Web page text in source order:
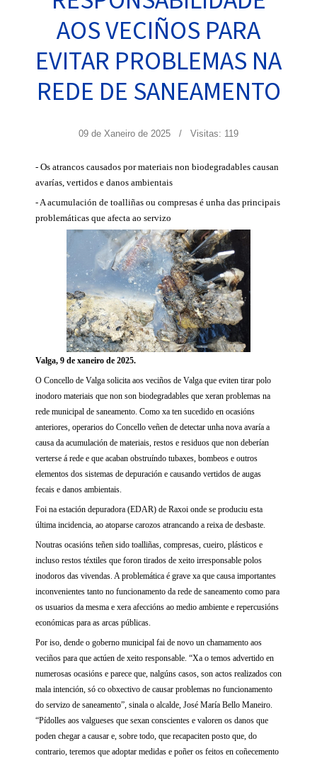
AOS VECIÑOS PARA
EVITAR PROBLEMAS NA
REDE DE SANEAMENTO
09 de Xaneiro de 2025 Visitas: 119
- Os atrancos causados por materiais non biodegradables causan
avarías, vertidos e danos ambientais
- A acumulación de toalliñas ou compresas é unha das principais
problemáticas que afecta ao servizo
Valga, 9 de xaneiro de 2025.
O Concello de Valga solicita aos veciños de Valga que eviten tirar polo
inodoro materiais que non son biodegradables que xeran problemas na
rede municipal de saneamento. Como xa ten sucedido en ocasións
anteriores, operarios do Concello veñen de detectar unha nova avaría a
causa da acumulación de materiais, restos e residuos que non deberían
verterse á rede e que acaban obstruíndo tubaxes, bombeos e outros
elementos dos sistemas de depuración e causando vertidos de augas
fecais e danos ambientais.
Foi na estación depuradora (EDAR) de Raxoi onde se produciu esta
última incidencia, ao atoparse carozos atrancando a reixa de desbaste.
Noutras ocasións teñen sido toalliñas, compresas, cueiro, plásticos e
incluso restos téxtiles que foron tirados de xeito irresponsable polos
inodoros das vivendas. A problemática é grave xa que causa importantes
inconvenientes tanto no funcionamento da rede de saneamento como para
os usuarios da mesma e xera afeccións ao medio ambiente e repercusións
económicas para as arcas públicas.
Por iso, dende o goberno municipal fai de novo un chamamento aos
veciños para que actúen de xeito responsable. “Xa o temos advertido en
numerosas ocasións e parece que, nalgúns casos, son actos realizados con
mala intención, só co obxectivo de causar problemas no funcionamento
do servizo de saneamento”, sinala o alcalde, José María Bello Maneiro.
“Pídolles aos valgueses que sexan conscientes e valoren os danos que
poden chegar a causar e, sobre todo, que recapaciten posto que, do
contrario, teremos que adoptar medidas e poñer os feitos en coñecemento